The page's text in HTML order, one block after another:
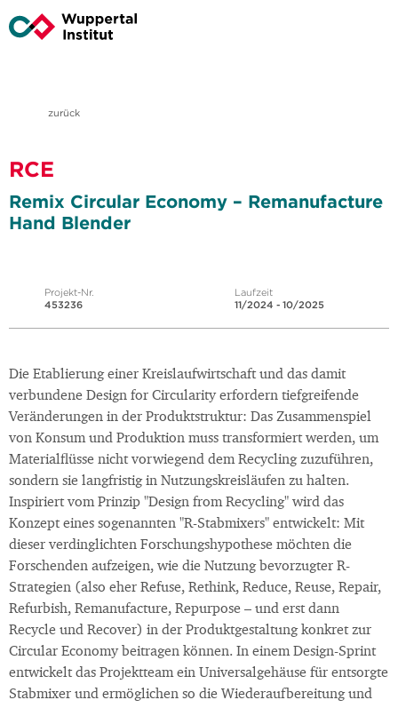
zurück
RCE
Remix Circular Economy – Remanufacture
Hand Blender
Projekt-Nr.
453236
Laufzeit
11/2024 - 10/2025
Die Etablierung einer Kreislaufwirtschaft und das damit
verbundene Design for Circularity erfordern tiefgreifende
Veränderungen in der Produktstruktur: Das Zusammenspiel
von Konsum und Produktion muss transformiert werden, um
Materialflüsse nicht vorwiegend dem Recycling zuzuführen,
sondern sie langfristig in Nutzungskreisläufen zu halten.
Inspiriert vom Prinzip "Design from Recycling" wird das
Konzept eines sogenannten "R-Stabmixers" entwickelt: Mit
dieser verdinglichten Forschungshypothese möchten die
Forschenden aufzeigen, wie die Nutzung bevorzugter R-
Strategien (also eher Refuse, Rethink, Reduce, Reuse, Repair,
Refurbish, Remanufacture, Repurpose – und erst dann
Recycle und Recover) in der Produktgestaltung konkret zur
Circular Economy beitragen können. In einem Design-Sprint
entwickelt das Projektteam ein Universalgehäuse für entsorgte
Stabmixer und ermöglichen so die Wiederaufbereitung und